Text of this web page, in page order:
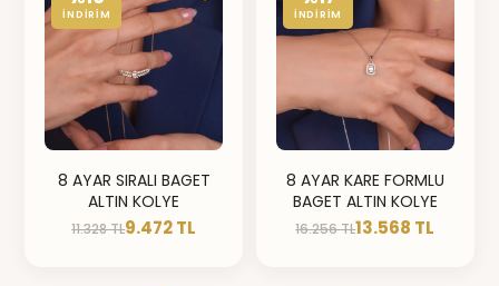
İNDİRİM
8 AYAR SIRALI BAGET
ALTIN KOLYE
11.328 TL9.472 TL
İNDİRİM
8 AYAR KARE FORMLU
BAGET ALTIN KOLYE
16.256 TL13.568 TL